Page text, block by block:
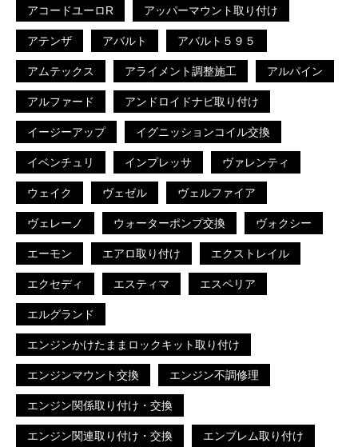
アコードユーロR アッパーマウント取り付け
アテンザ アバルト アバルト５９５
アムテックス アライメント調整施工 アルパイン
アルファード アンドロイドナビ取り付け
イージーアップ イグニッションコイル交換
イベンチュリ インプレッサ ヴァレンティ
ウェイク ヴェゼル ヴェルファイア
ヴェレーノ ウォーターポンプ交換 ヴォクシー
エーモン エアロ取り付け エクストレイル
エクセディ エスティマ エスペリア
エルグランド
エンジンかけたままロックキット取り付け
エンジンマウント交換 エンジン不調修理
エンジン関係取り付け・交換
エンジン関連取り付け・交換 エンブレム取り付け